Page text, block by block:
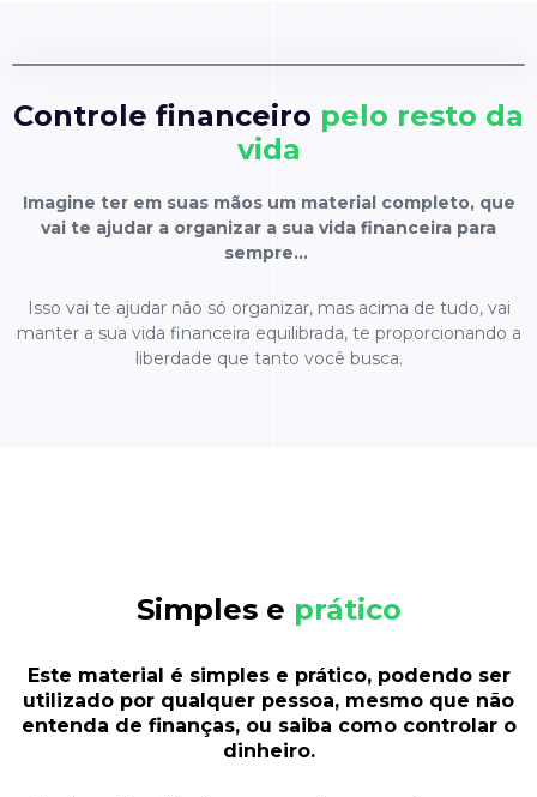
Controle financeiro pelo resto da
vida
Imagine ter em suas mãos um material completo, que
vai te ajudar a organizar a sua vida financeira para
sempre…
Isso vai te ajudar não só organizar, mas acima de tudo, vai
manter a sua vida financeira equilibrada, te proporcionando a
liberdade que tanto você busca.
Simples e prático
Este material é simples e prático, podendo ser
utilizado por qualquer pessoa, mesmo que não
entenda de finanças, ou saiba como controlar o
dinheiro.